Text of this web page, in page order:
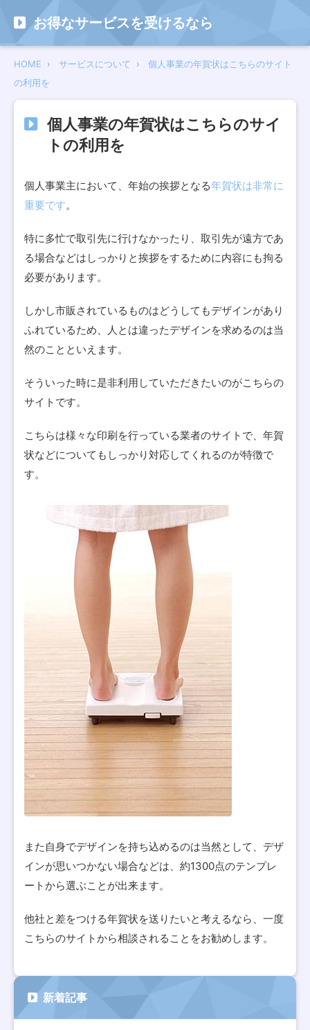
お得なサービスを受けるなら
HOME サービスについて
個人事業の年賀状はこちらのサイト
の利用を
個人事業の年賀状はこちらのサイ
トの利用を
個人事業主において、年始の挨拶となる年賀状は非常に
重要です。
特に多忙で取引先に行けなかったり、取引先が遠方であ
る場合などはしっかりと挨拶をするために内容にも拘る
必要があります。
しかし市販されているものはどうしてもデザインがあり
ふれているため、人とは違ったデザインを求めるのは当
然のことといえます。
そういった時に是非利用していただきたいのがこちらの
サイトです。
こちらは様々な印刷を行っている業者のサイトで、年賀
状などについてもしっかり対応してくれるのが特徴で
す。
また自身でデザインを持ち込めるのは当然として、デザ
インが思いつかない場合などは、約1300点のテンプレ
ートから選ぶことが出来ます。
他社と差をつける年賀状を送りたいと考えるなら、一度
こちらのサイトから相談されることをお勧めします。
新着記事